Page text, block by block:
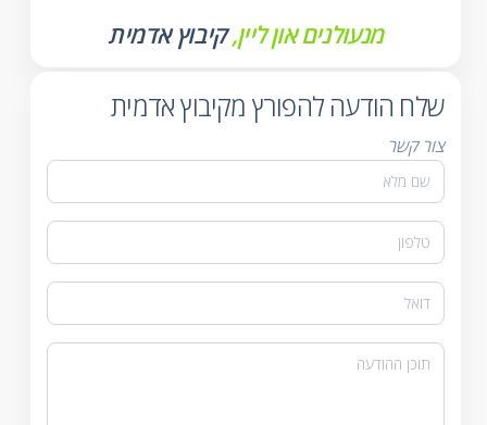
מנעולנים און ליין,קיבוץ אדמית
שלח הודעה להפורץ מקיבוץ אדמית
צור קשר